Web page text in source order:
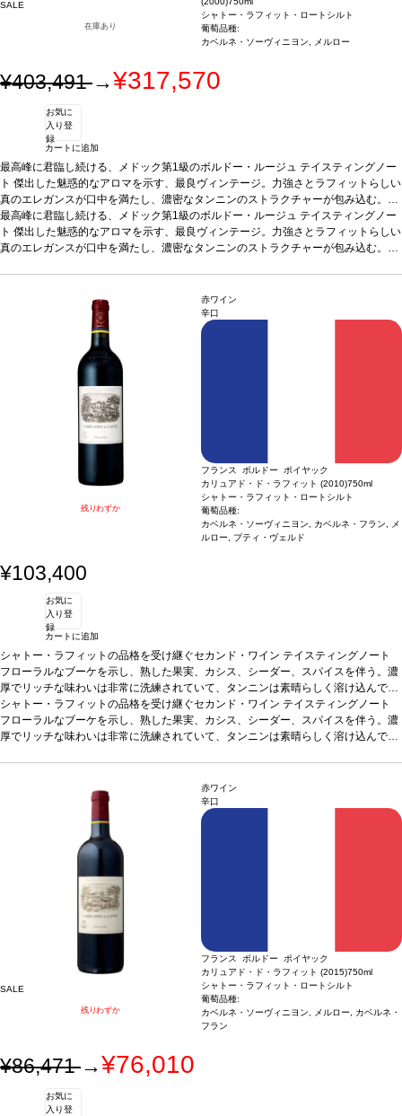
SALE
在庫あり
シャトー・ラフィット・ロートシルト
葡萄品種:
カベルネ・ソーヴィニヨン, メルロー
¥403,491→¥317,570
お気に
入り登
録
カートに追加
最高峰に君臨し続ける、メドック第1級のボルドー・ルージュ テイスティングノー
ト 傑出した魅惑的なアロマを示す、最良ヴィンテージ。力強さとラフィットらしい
真のエレガンスが口中を満たし、濃密なタンニンのストラクチャーが包み込む。終
わりなき余韻に酔いしれられる1本。葡萄品種カベルネ・ソーヴィニヨン 93%、
メルロー 7%
最高峰に君臨し続ける、メドック第1級のボルドー・ルージュ テイスティングノー
ト 傑出した魅惑的なアロマを示す、最良ヴィンテージ。力強さとラフィットらしい
真のエレガンスが口中を満たし、濃密なタンニンのストラクチャーが包み込む。終
残りわずか
赤ワイン
辛口
フランス ボルドー ポイヤック
カリュアド・ド・ラフィット (2010)750ml
シャトー・ラフィット・ロートシルト
葡萄品種:
カベルネ・ソーヴィニヨン, カベルネ・フラン, メ
ルロー, プティ・ヴェルド
¥103,400
お気に
入り登
録
カートに追加
シャトー・ラフィットの品格を受け継ぐセカンド・ワイン テイスティングノート
フローラルなブーケを示し、熟した果実、カシス、シーダー、スパイスを伴う。濃
厚でリッチな味わいは非常に洗練されていて、タンニンは素晴らしく溶け込んでい
る。余韻は長く、エレガントでバランスが取れている。 ※すばらしいセカンドワイ
ン！とパーカーからも高評価。2038年頃まで飲み頃と予想されています。葡萄品
種カベルネ・ソーヴィニヨン 51%、メルロー 42%、カベルネ・フラン 5%、プテ
シャトー・ラフィットの品格を受け継ぐセカンド・ワイン テイスティングノート
フローラルなブーケを示し、熟した果実、カシス、シーダー、スパイスを伴う。濃
厚でリッチな味わいは非常に洗練されていて、タンニンは素晴らしく溶け込んでい
カベルネ・ソーヴィニヨン 51%、メルロー 42%、カベルネ・フラン 5%、プテ
SALE
残りわずか
赤ワイン
辛口
フランス ボルドー ポイヤック
カリュアド・ド・ラフィット (2015)750ml
シャトー・ラフィット・ロートシルト
葡萄品種:
カベルネ・ソーヴィニヨン, メルロー, カベルネ・
フラン
¥86,471→¥76,010
お気に
入り登